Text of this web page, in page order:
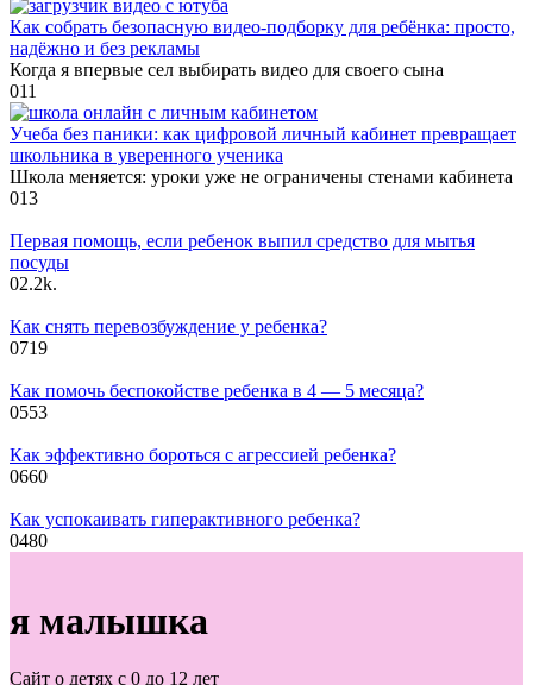
Как собрать безопасную видео‑подборку для ребёнка: просто,
надёжно и без рекламы
Когда я впервые сел выбирать видео для своего сына
011
Учеба без паники: как цифровой личный кабинет превращает
школьника в уверенного ученика
Школа меняется: уроки уже не ограничены стенами кабинета
013
Первая помощь, если ребенок выпил средство для мытья
посуды
02.2k.
Как снять перевозбуждение у ребенка?
0719
Как помочь беспокойстве ребенка в 4 — 5 месяца?
0553
Как эффективно бороться с агрессией ребенка?
0660
Как успокаивать гиперактивного ребенка?
0480
я малышка
Сайт о детях с 0 до 12 лет